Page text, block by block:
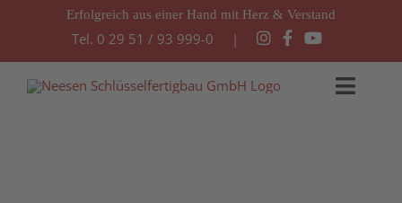
springen
Erfolgreich aus einer Hand mit Herz & Verstand
Tel. 0 29 51 / 93 999-0 |
Toggle